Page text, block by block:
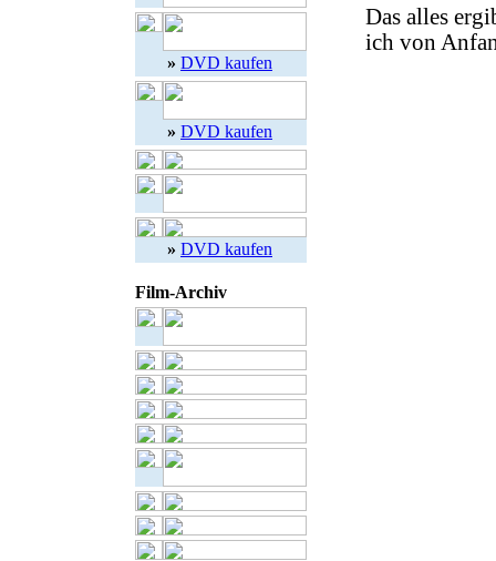
» DVD kaufen
» DVD kaufen
» DVD kaufen
Film-Archiv
Das alles
ich von